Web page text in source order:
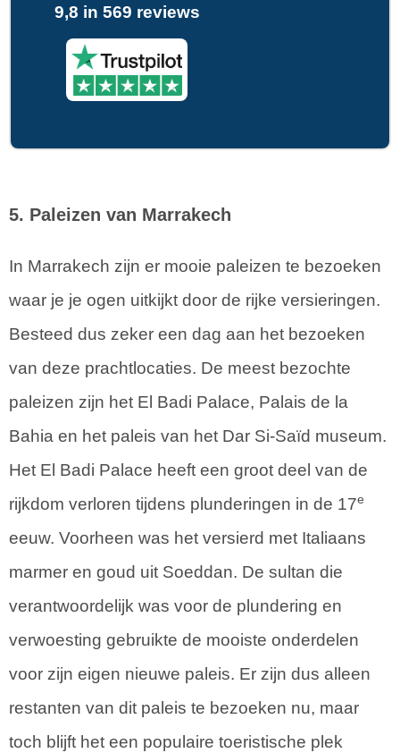
9,8 in 569 reviews
5. Paleizen van Marrakech
In Marrakech zijn er mooie paleizen te bezoeken
waar je je ogen uitkijkt door de rijke versieringen.
Besteed dus zeker een dag aan het bezoeken
van deze prachtlocaties. De meest bezochte
paleizen zijn het El Badi Palace, Palais de la
Bahia en het paleis van het Dar Si-Saïd museum.
Het El Badi Palace heeft een groot deel van de
rijkdom verloren tijdens plunderingen in de 17e
eeuw. Voorheen was het versierd met Italiaans
marmer en goud uit Soeddan. De sultan die
verantwoordelijk was voor de plundering en
verwoesting gebruikte de mooiste onderdelen
voor zijn eigen nieuwe paleis. Er zijn dus alleen
restanten van dit paleis te bezoeken nu, maar
toch blijft het een populaire toeristische plek